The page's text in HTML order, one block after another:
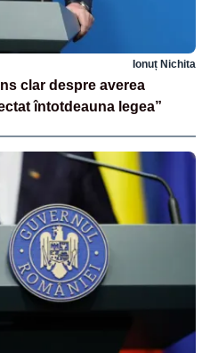
Ionuț Nichita
clar despre averea
întotdeauna legea”